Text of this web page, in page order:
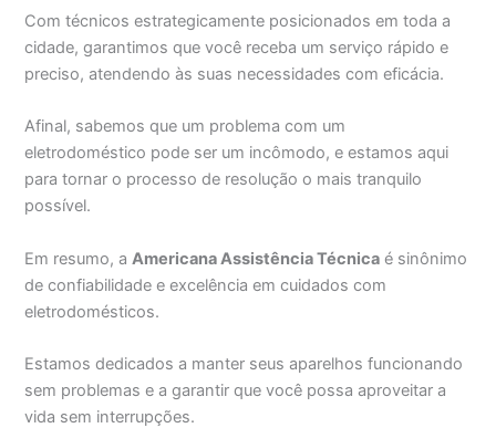
Com técnicos estrategicamente posicionados em toda a
cidade, garantimos que você receba um serviço rápido e
preciso, atendendo às suas necessidades com eficácia.
Afinal, sabemos que um problema com um
eletrodoméstico pode ser um incômodo, e estamos aqui
para tornar o processo de resolução o mais tranquilo
possível.
Em resumo, aAmericana Assistência Técnica é sinônimo
de confiabilidade e excelência em cuidados com
eletrodomésticos.
Estamos dedicados a manter seus aparelhos funcionando
sem problemas e a garantir que você possa aproveitar a
vida sem interrupções.